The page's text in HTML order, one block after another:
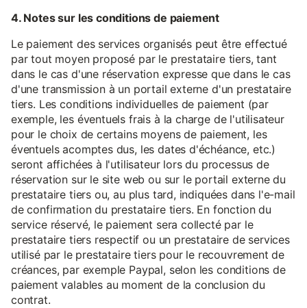
4. Notes sur les conditions de paiement
Le paiement des services organisés peut être effectué
par tout moyen proposé par le prestataire tiers, tant
dans le cas d'une réservation expresse que dans le cas
d'une transmission à un portail externe d'un prestataire
tiers. Les conditions individuelles de paiement (par
exemple, les éventuels frais à la charge de l'utilisateur
pour le choix de certains moyens de paiement, les
éventuels acomptes dus, les dates d'échéance, etc.)
seront affichées à l'utilisateur lors du processus de
réservation sur le site web ou sur le portail externe du
prestataire tiers ou, au plus tard, indiquées dans l'e-mail
de confirmation du prestataire tiers. En fonction du
service réservé, le paiement sera collecté par le
prestataire tiers respectif ou un prestataire de services
utilisé par le prestataire tiers pour le recouvrement de
créances, par exemple Paypal, selon les conditions de
paiement valables au moment de la conclusion du
contrat.